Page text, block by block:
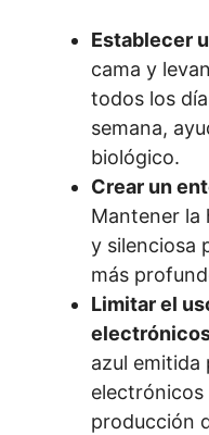
Establecer
cama y
todos los
semana,
biológico.
Crear un
Mantener la
y silenciosa
más
Limitar el
azul emitida
electrónicos
producción